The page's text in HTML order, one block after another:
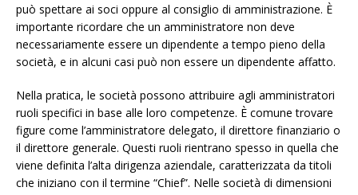
può spettare ai soci oppure al consiglio di amministrazione. È
importante ricordare che un amministratore non deve
necessariamente essere un dipendente a tempo pieno della
società, e in alcuni casi può non essere un dipendente affatto.
Nella pratica, le società possono attribuire agli amministratori
ruoli specifici in base alle loro competenze. È comune trovare
figure come l’amministratore delegato, il direttore finanziario o
il direttore generale. Questi ruoli rientrano spesso in quella che
viene definita l’alta dirigenza aziendale, caratterizzata da titoli
che iniziano con il termine “Chief”. Nelle società di dimensioni